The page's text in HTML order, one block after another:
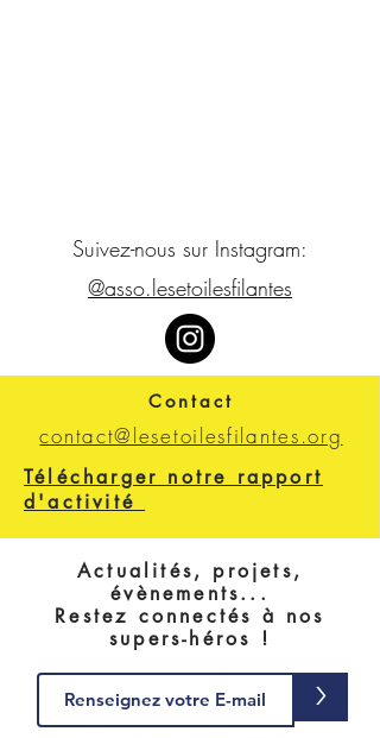
Suivez-nous sur Instagram:
@asso.lesetoilesfilantes
Contact
contact@lesetoilesfilantes.org
Télécharger notre rapport
d'activité
Actualités, projets,
évènements...
Restez connectés à nos
supers-héros !
>